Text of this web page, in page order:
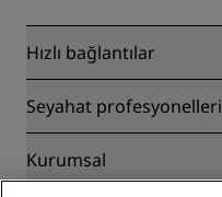
Hızlı bağlantılar
Radisson Rewards
Blog
Destinasyonlar
Seyahat profesyonelleri
İş Ortakları
Seyahat acenteleri
Kurumsal